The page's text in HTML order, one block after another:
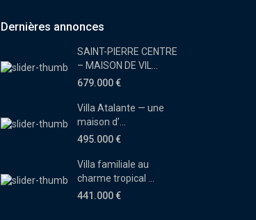
Dernières annonces
SAINT-PIERRE CENTRE
– MAISON DE VIL...
679.000 €
Villa Atalante — une
maison d’...
495.000 €
Villa familiale au
charme tropical ...
441.000 €